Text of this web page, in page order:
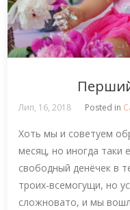
Лип, 16, 2018 Posted in
Хоть мы и советуем
месяц, но иногда таки
свободный денёчек в
троих-всемогущи, но
сложновато, и мы